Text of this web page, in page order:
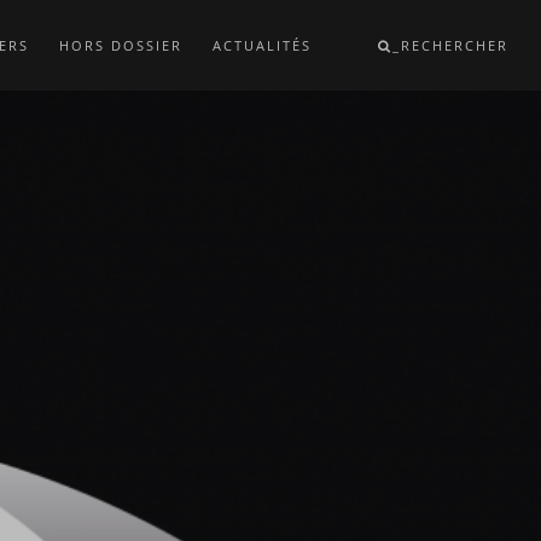
HORS DOSSIER ACTUALITÉS _RECHERCHER